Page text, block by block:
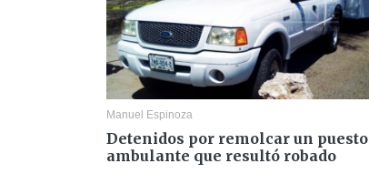
Manuel Espinoza
Detenidos por remolcar un puesto
ambulante que resultó robado